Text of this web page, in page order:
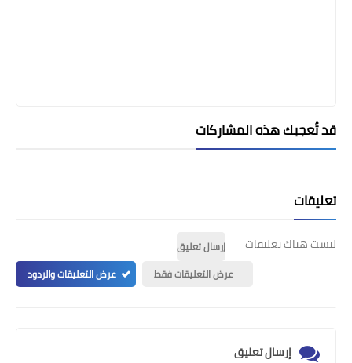
قد تُعجبك هذه المشاركات
تعليقات
ليست هناك تعليقات
إرسال تعليق
عرض التعليقات فقط
عرض التعليقات والردود
إرسال تعليق